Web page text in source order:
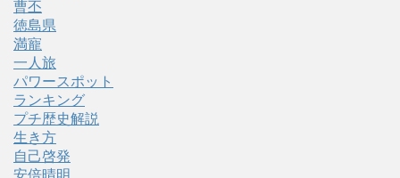
曹丕
徳島県
満寵
一人旅
パワースポット
ランキング
プチ歴史解説
生き方
自己啓発
安倍晴明